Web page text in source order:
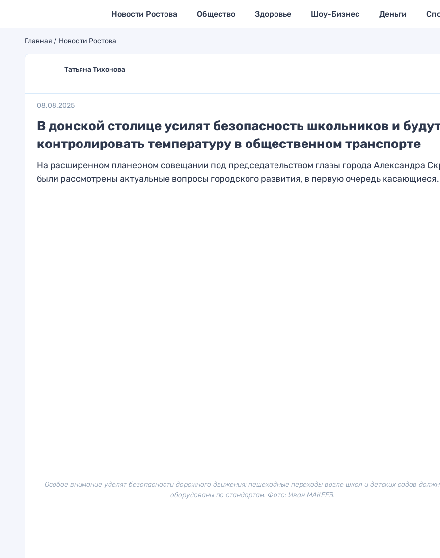
Новости Ростова Общество Здоровье Шоу-Бизнес Деньги
Главная Новости Ростова
Татьяна Тихонова
08.08.2025
В донской столице усилят безопасность школьников и
контролировать температуру в общественном транспорте
На расширенном планерном совещании под председательством главы города Александра
были рассмотрены актуальные вопросы городского развития, в первую очередь
Особое внимание уделят безопасности дорожного движения: пешеходные переходы возле школ и детских садов
оборудованы по стандартам. Фото: Иван МАКЕЕВ.